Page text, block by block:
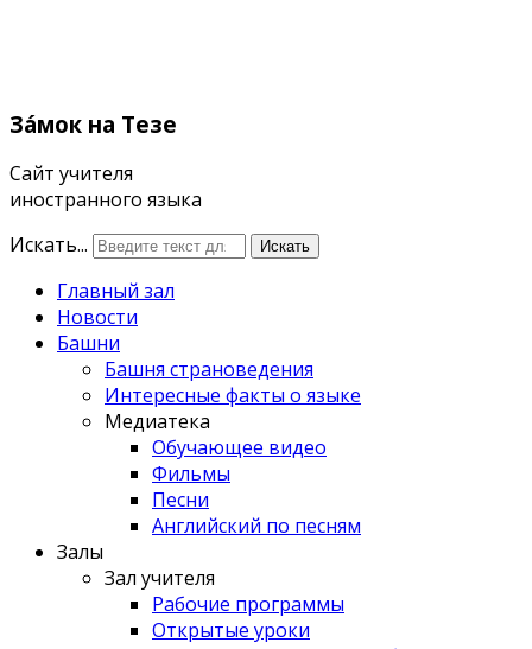
Зáмок на Тезе
Сайт учителя
иностранного языка
Искать...
Искать
Главный зал
Новости
Башни
Башня страноведения
Интересные факты о языке
Медиатека
Обучающее видео
Фильмы
Песни
Английский по песням
Залы
Зал учителя
Рабочие программы
Открытые уроки